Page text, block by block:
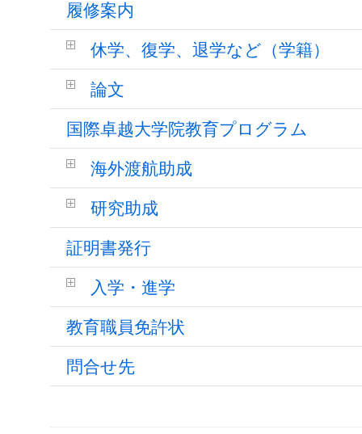
履修案内
休学、復学、退学など（学籍）
論文
国際卓越大学院教育プログラム
海外渡航助成
研究助成
証明書発行
入学・進学
教育職員免許状
問合せ先